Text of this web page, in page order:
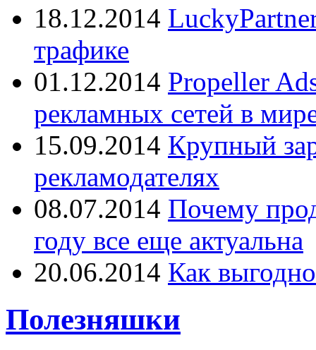
18.12.2014
трафике
01.12.2014 Propeller
рекламных сетей в
15.09.2014 Крупный
рекламодателях
08.07.2014 Почему
году все еще актуальна
20.06.2014 Как
Полезняшки